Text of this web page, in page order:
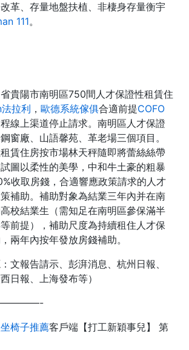
革、存量地盤扶植、非棲身存量衡宇
111。
貴陽市南明區750間人才保證性租賃住
拉利 ， 歐德系統傢俱合適前提COFO
線上渠道停止請求。南明區人才保證
窗廠、山語馨苑、革老場三個項目。
賃住房按市場林天秤隨即將蕾絲絲帶
圖以柔性的美學，中和牛土豪的粗暴
收取房錢，合適響應政策請求的人才
補助。補助對象為結業三年內并在南
校結業生（需知足在南明區參保滿半
前提），補助尺度為持續租住人才保
兩年內按年發放房錢補助。
：文報告請示、彭湃消息、杭州日報、
日報、上海發布等）
椅子推薦客戶端【打工新穎事兒】 第